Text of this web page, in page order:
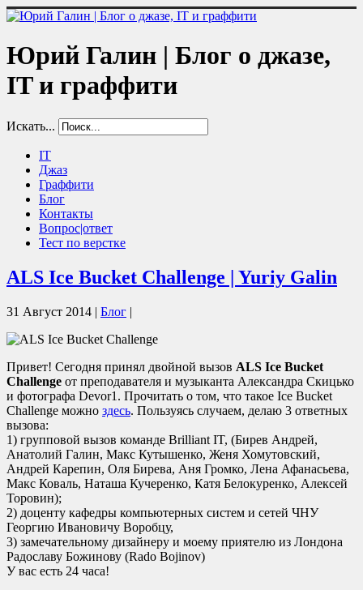
Юрий Галин | Блог о джазе,
IT и граффити
Искать...
IT
Джаз
Граффити
Блог
Контакты
Вопрос|ответ
Тест по верстке
ALS Ice Bucket Challenge | Yuriy Galin
31 Август 2014 | Блог |
Привет! Сегодня принял двойной вызов ALS Ice Bucket
Challenge от преподавателя и музыканта Александра Скицько
и фотографа Devor1. Прочитать о том, что такое Ice Bucket
Challenge можно здесь. Пользуясь случаем, делаю 3 ответных
вызова:
1) групповой вызов команде Brilliant IT, (Бирев Андрей,
Анатолий Галин, Макс Кутышенко, Женя Хомутовский,
Андрей Карепин, Оля Бирева, Аня Громко, Лена Афанасьева,
Макс Коваль, Наташа Кучеренко, Катя Белокуренко, Алексей
Торовин);
2) доценту кафедры компьютерных систем и сетей ЧНУ
Георгию Ивановичу Воробцу,
3) замечательному дизайнеру и моему приятелю из Лондона
Радославу Божинову (Rado Bojinov)
У вас есть 24 часа!